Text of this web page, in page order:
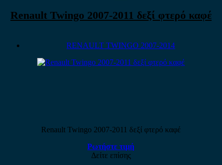
Renault Twingo 2007-2011 δεξί φτερό καφέ
RENAULT TWINGO 2007-2014
Renault Twingo 2007-2011 δεξί φτερό καφέ
Ρωτήστε τιμή
Δείτε επίσης